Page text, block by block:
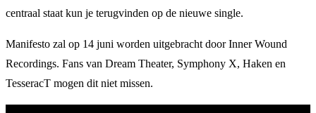
centraal staat kun je terugvinden op de nieuwe single.
Manifesto zal op 14 juni worden uitgebracht door Inner Wound
Recordings. Fans van Dream Theater, Symphony X, Haken en
TesseracT mogen dit niet missen.